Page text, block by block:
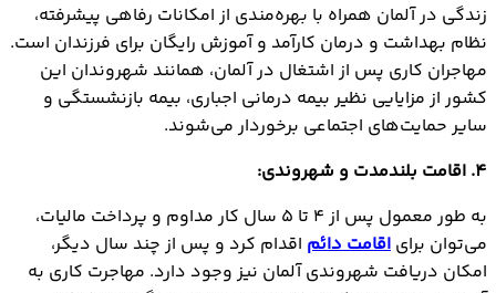
زندگی در آلمان همراه با بهره‌مندی از امکانات رفاهی پیشرفته،
نظام بهداشت و درمان کارآمد و آموزش رایگان برای فرزندان است.
مهاجران کاری پس از اشتغال در آلمان، همانند شهروندان این
کشور از مزایایی نظیر بیمه درمانی اجباری، بیمه بازنشستگی و
سایر حمایت‌های اجتماعی برخوردار می‌شوند.
4. اقامت بلندمدت و شهروندی:
به طور معمول پس از ۴ تا ۵ سال کار مداوم و پرداخت مالیات،
می‌توان برای اقامت دائم اقدام کرد و پس از چند سال دیگر،
امکان دریافت شهروندی آلمان نیز وجود دارد. مهاجرت کاري به